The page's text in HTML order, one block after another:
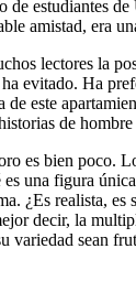
estudiantes
amistad, era
lectores la
evitado. Ha
este
de
es bien poco.
una figura
¿Es realista,
decir, la
variedad sean